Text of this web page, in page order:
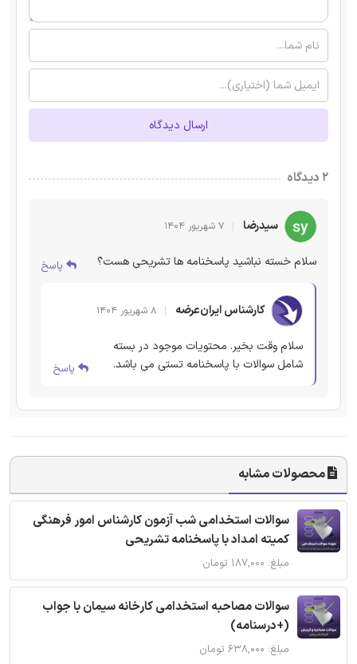
ارسال دیدگاه
۲ دیدگاه
سیدرضا ۷ شهریور ۱۴۰۴
سلام خسته نباشید پاسخنامه ها تشریحی هست؟ پاسخ
کارشناس ایران‌عرضه ۸ شهریور ۱۴۰۴
سلام وقت بخیر. محتویات موجود در بسته
شامل سوالات با پاسخنامه تستی می باشد.
پاسخ
محصولات مشابه
سوالات استخدامی شب آزمون کارشناس امور فرهنگی
کمیته امداد با پاسخنامه تشریحی
مبلغ: ۱۸۷,۰۰۰ تومان
سوالات مصاحبه استخدامی کارخانه سیمان با جواب
(+درسنامه)
مبلغ: ۶۳۸,۰۰۰ تومان